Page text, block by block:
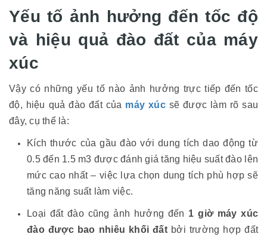
Yếu tố ảnh hưởng đến tốc độ
và hiệu quả đào đất của máy
xúc
Vậy có những yếu tố nào ảnh hưởng trực tiếp đến tốc
độ, hiệu quả đào đất của máy xúcsẽ được làm rõ sau
đây, cụ thể là:
Kích thước của gầu đào với dung tích dao động từ
0.5 đến 1.5 m3 được đánh giá tăng hiệu suất đào lên
mức cao nhất – việc lựa chọn dung tích phù hợp sẽ
tăng năng suất làm việc.
Loại đất đào cũng ảnh hưởng đến 1 giờ máy xúc
đào được bao nhiêu khối đất bởi trường hợp đất